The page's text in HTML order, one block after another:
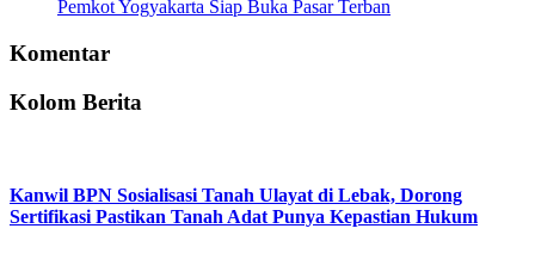
Pemkot Yogyakarta Siap Buka Pasar Terban
Komentar
Kolom Berita
Kanwil BPN Sosialisasi Tanah Ulayat di Lebak, Dorong
Sertifikasi Pastikan Tanah Adat Punya Kepastian Hukum